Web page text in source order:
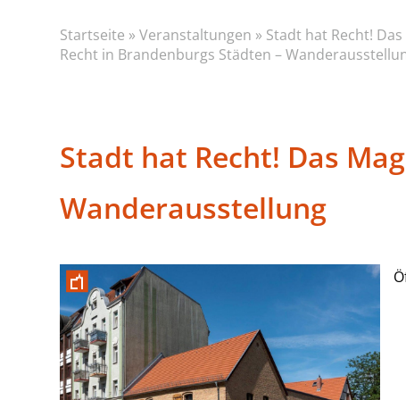
Startseite »Veranstaltungen » Stadt hat Recht!
Recht in Brandenburgs Städten –
Stadt hat Recht! Das
Wanderausstellung